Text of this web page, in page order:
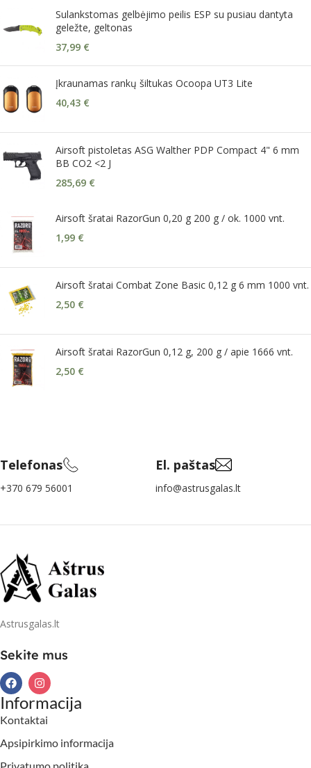
Sulankstomas gelbėjimo peilis ESP su pusiau dantyta
geležte, geltonas
37,99 €
Įkraunamas rankų šiltukas Ocoopa UT3 Lite
40,43 €
Airsoft pistoletas ASG Walther PDP Compact 4" 6 mm
BB CO2 <2 J
285,69 €
Airsoft šratai RazorGun 0,20 g 200 g / ok. 1000 vnt.
1,99 €
Airsoft šratai Combat Zone Basic 0,12 g 6 mm 1000 vnt.
2,50 €
Airsoft šratai RazorGun 0,12 g, 200 g / apie 1666 vnt.
2,50 €
Telefonas
+370 679 56001
El. paštas
info@astrusgalas.lt
Astrusgalas.lt
Sekite mus
Informacija
Kontaktai
Apsipirkimo informacija